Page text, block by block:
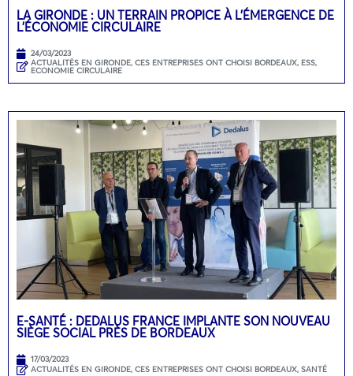
LA GIRONDE : UN TERRAIN PROPICE À L’ÉMERGENCE DE
L’ÉCONOMIE CIRCULAIRE
24/03/2023
ACTUALITÉS EN GIRONDE, CES ENTREPRISES ONT CHOISI BORDEAUX, ESS,
ECONOMIE CIRCULAIRE
E-SANTÉ : DEDALUS FRANCE IMPLANTE SON NOUVEAU
SIÈGE SOCIAL PRÈS DE BORDEAUX
17/03/2023
ACTUALITÉS EN GIRONDE, CES ENTREPRISES ONT CHOISI BORDEAUX, SANTÉ